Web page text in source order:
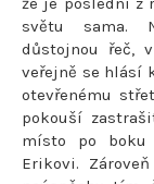
světu sama.
důstojnou řeč,
veřejně se hlásí
otevřenému
pokouší
místo po boku
Erikovi.